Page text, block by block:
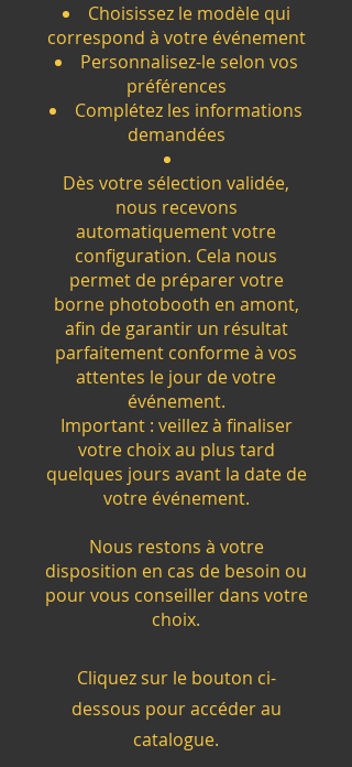
Choisissez le modèle qui
correspond à votre événement
Personnalisez-le selon vos
préférences
Complétez les informations
demandées
Dès votre sélection validée,
nous recevons
automatiquement votre
configuration. Cela nous
permet de préparer votre
borne photobooth en amont,
afin de garantir un résultat
parfaitement conforme à vos
attentes le jour de votre
événement.
Important : veillez à finaliser
votre choix au plus tard
quelques jours avant la date de
votre événement.
Nous restons à votre
disposition en cas de besoin ou
pour vous conseiller dans votre
choix.
Cliquez sur le bouton ci-
dessous pour accéder au
catalogue.